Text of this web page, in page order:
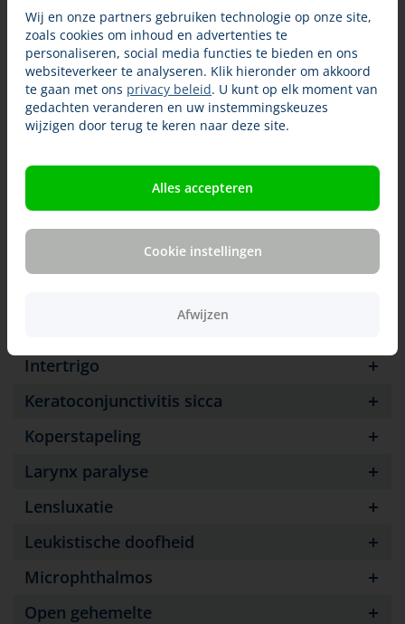
Duitse herder pyodermie (GSP)
Ectopische ureteren
Ectropion
Elleboogdysplasie
Glaucoom
Intertrigo
Keratoconjunctivitis sicca
Koperstapeling
Larynx paralyse
Lensluxatie
Leukistische doofheid
Microphthalmos
Open gehemelte
Wij en onze partners gebruiken technologie op onze site,
zoals cookies om inhoud en advertenties te
personaliseren, social media functies te bieden en ons
websiteverkeer te analyseren. Klik hieronder om akkoord
te gaan met ons privacy beleid. U kunt op elk moment van
gedachten veranderen en uw instemmingskeuzes
wijzigen door terug te keren naar deze site.
Alles accepteren
Cookie instellingen
Afwijzen